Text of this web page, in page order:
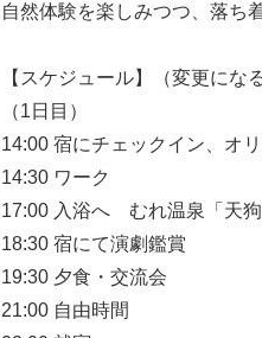
自然体験を楽しみつつ、落ち
【スケジュール】（変更にな
（1日目）
14:00 宿にチェックイン、オ
14:30 ワーク
17:00 入浴へ むれ温泉「天狗
18:30 宿にて演劇鑑賞
19:30 夕食・交流会
21:00 自由時間